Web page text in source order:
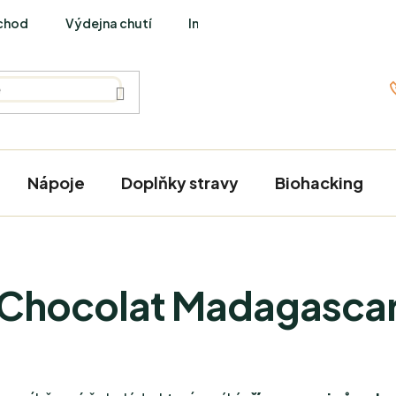
Výdejna chutí Interviews
Nápoje Doplňky stravy Biohacking